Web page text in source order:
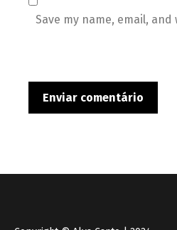
Save my name, email,